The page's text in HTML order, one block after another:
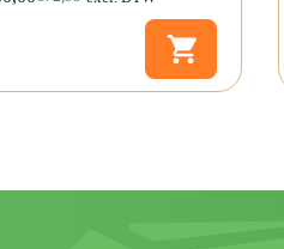
Oorspronkelijke
Huidige